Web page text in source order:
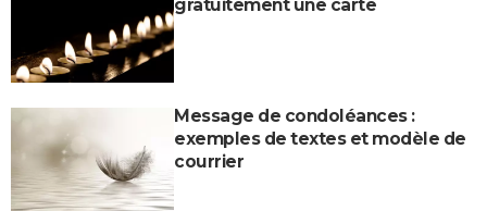
gratuitement une carte
Message de condoléances :
exemples de textes et modèle de
courrier